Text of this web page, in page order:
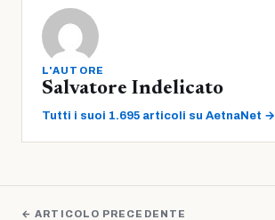
L'AUTORE
Salvatore Indelicato
Tutti i suoi 1.695 articoli su AetnaNet →
← ARTICOLO PRECEDENTE